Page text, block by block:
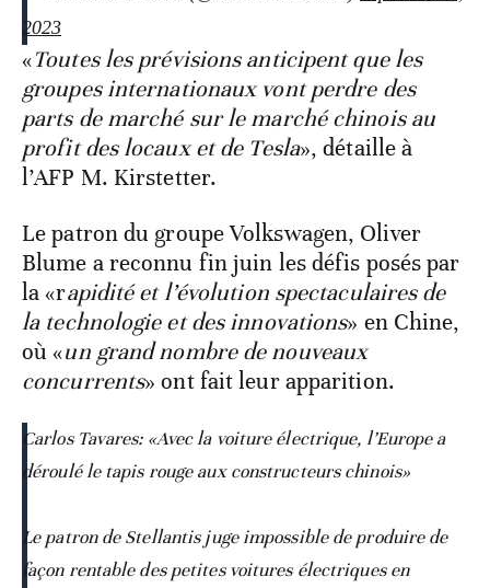
2023
«Toutes les prévisions anticipent que les
groupes internationaux vont perdre des
parts de marché sur le marché chinois au
profit des locaux et de Tesla», détaille à
l’AFP M. Kirstetter.
Le patron du groupe Volkswagen, Oliver
Blume a reconnu fin juin les défis posés par
la «rapidité et l’évolution spectaculaires de
la technologie et des innovations» en Chine,
où «un grand nombre de nouveaux
concurrents» ont fait leur apparition.
Carlos Tavares: «Avec la voiture électrique, l’Europe a
déroulé le tapis rouge aux constructeurs chinois»
Le patron de Stellantis juge impossible de produire de
façon rentable des petites voitures électriques en